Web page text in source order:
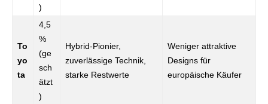
)
To
yo
ta
4,5
%
(ge
sch
ätzt
)
Hybrid-Pionier,
zuverlässige Technik,
starke Restwerte
Weniger attraktive
Designs für
europäische Käufer